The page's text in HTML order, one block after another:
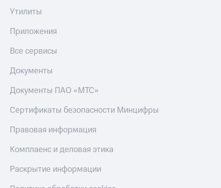
Утилиты
Приложения
Все сервисы
Документы
Документы ПАО «МТС»
Сертификаты безопасности Минцифры
Правовая информация
Комплаенс и деловая этика
Раскрытие информации